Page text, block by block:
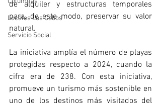
Locales Los Cabos
Servicio Social
de alquiler y estructuras temporales
para, de este modo, preservar su valor
natural.
La iniciativa amplía el número de playas
protegidas respecto a 2024, cuando la
cifra era de 238. Con esta iniciativa,
promueve un turismo más sostenible en